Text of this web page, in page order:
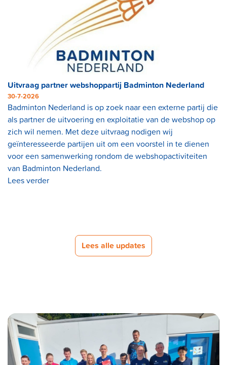
Uitvraag partner webshoppartij Badminton Nederland
30-7-2026
Badminton Nederland is op zoek naar een externe partij die
als partner de uitvoering en exploitatie van de webshop op
zich wil nemen. Met deze uitvraag nodigen wij
geïnteresseerde partijen uit om een voorstel in te dienen
voor een samenwerking rondom de webshopactiviteiten
van Badminton Nederland.
Lees verder
Lees alle updates